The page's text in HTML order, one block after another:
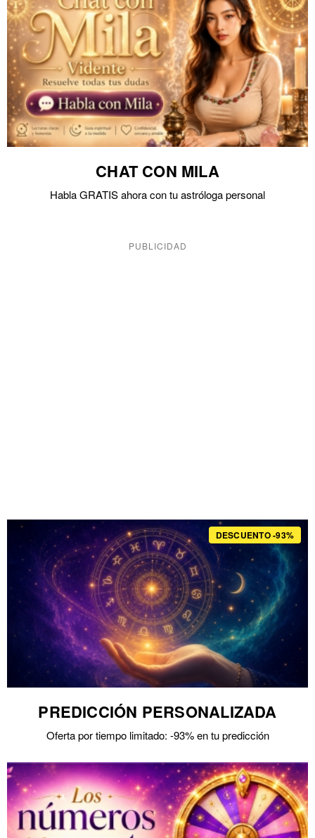
CHAT CON MILA
Habla GRATIS ahora con tu astróloga personal
DESCUENTO -93%
PREDICCIÓN PERSONALIZADA
Oferta por tiempo limitado: -93% en tu predicción